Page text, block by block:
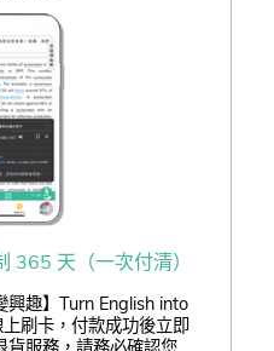
365 天（一次付清）
興趣】Turn English into
刷卡，付款成功後立即